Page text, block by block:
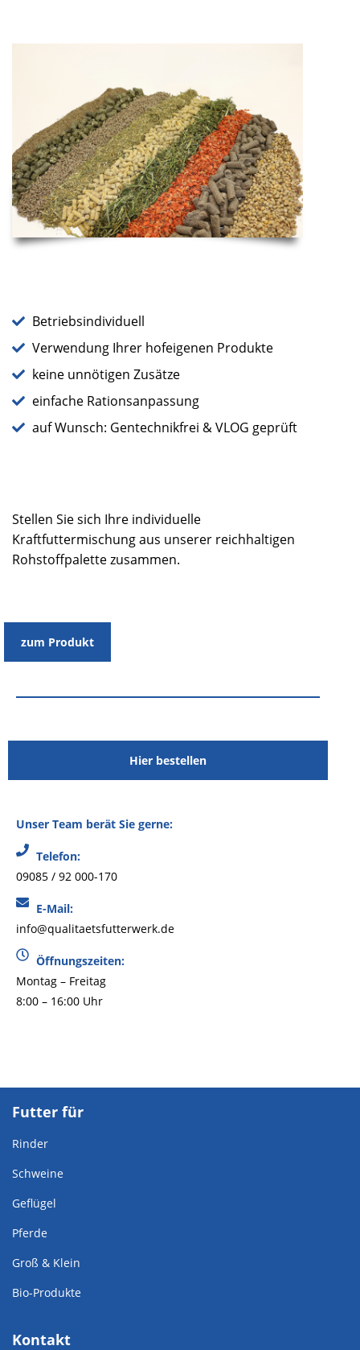
Betriebsindividuell
Verwendung Ihrer hofeigenen Produkte
keine unnötigen Zusätze
einfache Rationsanpassung
auf Wunsch: Gentechnikfrei & VLOG geprüft
Stellen Sie sich Ihre individuelle
Kraftfuttermischung aus unserer reichhaltigen
Rohstoffpalette zusammen.
zum Produkt
Hier bestellen
Unser Team berät Sie gerne:
Telefon:
09085 / 92 000-170
E-Mail:
info@qualitaetsfutterwerk.de
Öffnungszeiten:
Montag – Freitag
8:00 – 16:00 Uhr
Futter für
Rinder
Schweine
Geflügel
Pferde
Groß & Klein
Bio-Produkte
Kontakt